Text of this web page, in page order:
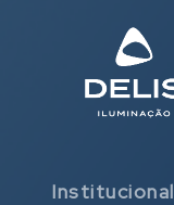
Institucional